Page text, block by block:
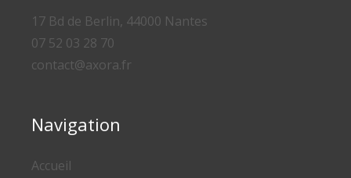
17 Bd de Berlin, 44000 Nantes
07 52 03 28 70
contact@axora.fr
Navigation
Accueil